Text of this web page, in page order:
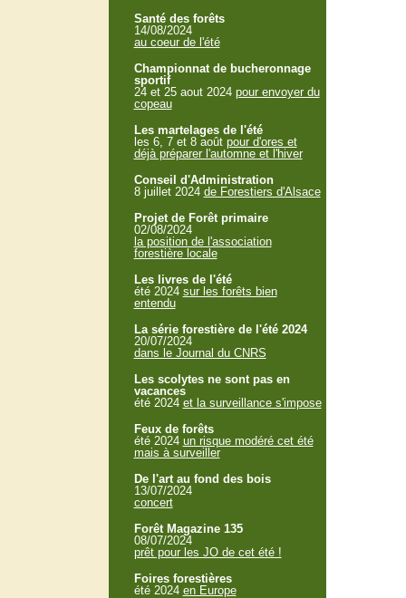
Santé des forêts
14/08/2024
au coeur de l'été
Championnat de bucheronnage
sportif
24 et 25 aout 2024 pour envoyer du
copeau
Les martelages de l'été
les 6, 7 et 8 août pour d'ores et
déjà préparer l'automne et l'hiver
Conseil d'Administration
8 juillet 2024 de Forestiers d'Alsace
Projet de Forêt primaire
02/08/2024
la position de l'association
forestière locale
Les livres de l'été
été 2024 sur les forêts bien
entendu
La série forestière de l'été 2024
20/07/2024
dans le Journal du CNRS
Les scolytes ne sont pas en
vacances
été 2024 et la surveillance s'impose
Feux de forêts
été 2024 un risque modéré cet été
mais à surveiller
De l'art au fond des bois
13/07/2024
concert
Forêt Magazine 135
08/07/2024
prêt pour les JO de cet été !
Foires forestières
été 2024 en Europe